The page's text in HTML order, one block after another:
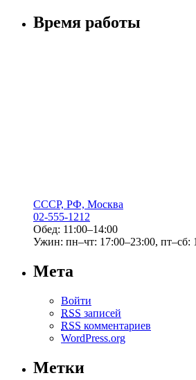
Время работы
СССР, РФ, Москва
02-555-1212
Обед: 11:00–14:00
Ужин: пн–чт: 17:00–23:00, пт–сб:
Мета
Войти
RSS записей
RSS комментариев
WordPress.org
Метки